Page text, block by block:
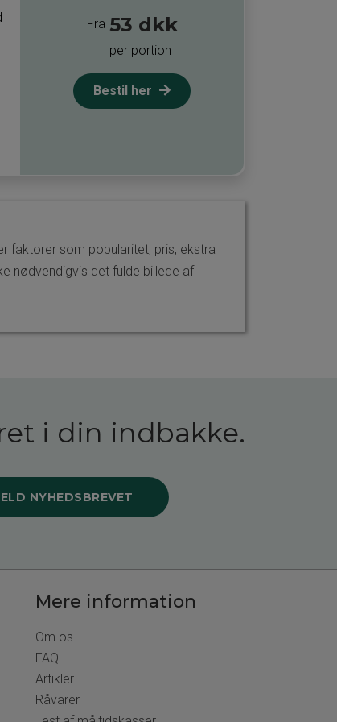
Fra 53 dkk
per portion
Bestil her
faktorer som popularitet, pris, ekstra
nødvendigvis det fulde billede af
i din indbakke.
NYHEDSBREVET
Mere information
Om os
FAQ
Artikler
Råvarer